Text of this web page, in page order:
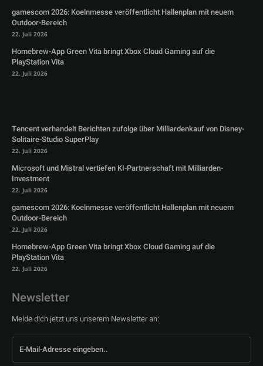
gamescom 2026: Koelnmesse veröffentlicht Hallenplan mit neuem
Outdoor-Bereich
22. Juli 2026
Homebrew-App Green Vita bringt Xbox Cloud Gaming auf die
PlayStation Vita
22. Juli 2026
Tencent verhandelt Berichten zufolge über Milliardenkauf von Disney-
Solitaire-Studio SuperPlay
22. Juli 2026
Microsoft und Mistral vertiefen KI-Partnerschaft mit Milliarden-
Investment
22. Juli 2026
gamescom 2026: Koelnmesse veröffentlicht Hallenplan mit neuem
Outdoor-Bereich
22. Juli 2026
Homebrew-App Green Vita bringt Xbox Cloud Gaming auf die
PlayStation Vita
22. Juli 2026
Newsletter
Melde dich jetzt uns unserem Newsletter an: